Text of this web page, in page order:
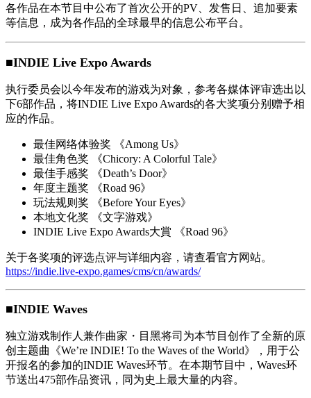
各作品在本节目中公布了首次公开的PV、发售日、追加要素
等信息，成为各作品的全球最早的信息公布平台。
■INDIE Live Expo Awards
执行委员会以今年发布的游戏为对象，参考各媒体评审选出以
下6部作品，将INDIE Live Expo Awards的各大奖项分别赠予相
应的作品。
最佳网络体验奖 《Among Us》
最佳角色奖 《Chicory: A Colorful Tale》
最佳手感奖 《Death’s Door》
年度主题奖 《Road 96》
玩法规则奖 《Before Your Eyes》
本地文化奖 《文字游戏》
INDIE Live Expo Awards大賞 《Road 96》
关于各奖项的评选点评与详细内容，请查看官方网站。
https://indie.live-expo.games/cms/cn/awards/
■INDIE Waves
独立游戏制作人兼作曲家・目黑将司为本节目创作了全新的原
创主题曲《We’re INDIE! To the Waves of the World》，用于公
开报名的参加的INDIE Waves环节。在本期节目中，Waves环
节送出475部作品资讯，同为史上最大量的内容。